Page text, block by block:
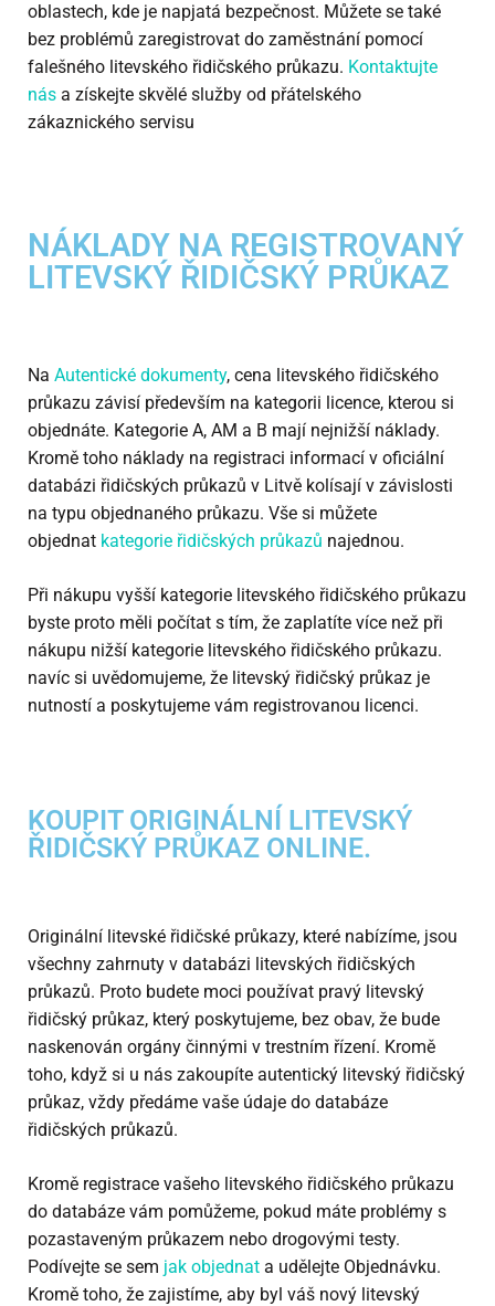
oblastech, kde je napjatá bezpečnost. Můžete se také
bez problémů zaregistrovat do zaměstnání pomocí
falešného litevského řidičského průkazu. Kontaktujte
nás a získejte skvělé služby od přátelského
zákaznického servisu
NÁKLADY NA REGISTROVANÝ
LITEVSKÝ ŘIDIČSKÝ PRŮKAZ
Na Autentické dokumenty, cena litevského řidičského
průkazu závisí především na kategorii licence, kterou si
objednáte. Kategorie A, AM a B mají nejnižší náklady.
Kromě toho náklady na registraci informací v oficiální
databázi řidičských průkazů v Litvě kolísají v závislosti
na typu objednaného průkazu. Vše si můžete
objednat kategorie řidičských průkazů najednou.
Při nákupu vyšší kategorie litevského řidičského průkazu
byste proto měli počítat s tím, že zaplatíte více než při
nákupu nižší kategorie litevského řidičského průkazu.
navíc si uvědomujeme, že litevský řidičský průkaz je
nutností a poskytujeme vám registrovanou licenci.
KOUPIT ORIGINÁLNÍ LITEVSKÝ
ŘIDIČSKÝ PRŮKAZ ONLINE.
Originální litevské řidičské průkazy, které nabízíme, jsou
všechny zahrnuty v databázi litevských řidičských
průkazů. Proto budete moci používat pravý litevský
řidičský průkaz, který poskytujeme, bez obav, že bude
naskenován orgány činnými v trestním řízení. Kromě
toho, když si u nás zakoupíte autentický litevský řidičský
průkaz, vždy předáme vaše údaje do databáze
řidičských průkazů.
Kromě registrace vašeho litevského řidičského průkazu
do databáze vám pomůžeme, pokud máte problémy s
pozastaveným průkazem nebo drogovými testy.
Podívejte se sem jak objednat a udělejte Objednávku.
Kromě toho, že zajistíme, aby byl váš nový litevský